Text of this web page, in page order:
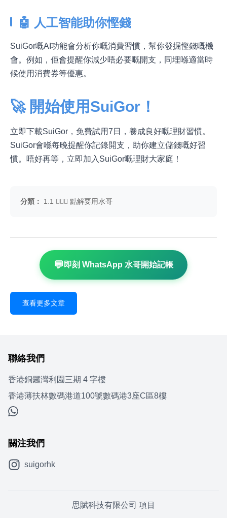
🤖 人工智能助你慳錢
SuiGor嘅AI功能會分析你嘅消費習慣，幫你發掘慳錢嘅機
會。例如，佢會提醒你減少唔必要嘅開支，同埋喺適當時
候使用消費券等優惠。
🚀 開始使用SuiGor！
立即下載SuiGor，免費試用7日，養成良好嘅理財習慣。
SuiGor會喺每晚提醒你記錄開支，助你建立儲錢嘅好習
慣。唔好再等，立即加入SuiGor嘅理財大家庭！
分類： 1.1 🤷🏼‍♂️ 點解要用水哥
💬即刻 WhatsApp 水哥開始記帳
查看更多文章
聯絡我們
香港銅鑼灣利園三期 4 字樓
香港薄扶林數碼港道100號數碼港3座C區8樓
關注我們
suigorhk
思賦科技有限公司 項目